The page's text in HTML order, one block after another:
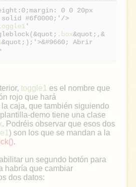
0 0 20px
solid #6f0000;'/>
'
.box&quot;,&
&quot;);'>&#9660; Abrir
toggle1 es el nombre que
rojo que hará
caja, que también siguiendo
demo tiene una clase
. Podréis observar que esos dos
) son los que se mandan a la
.
un segundo botón para
habría que cambiar
dos datos: